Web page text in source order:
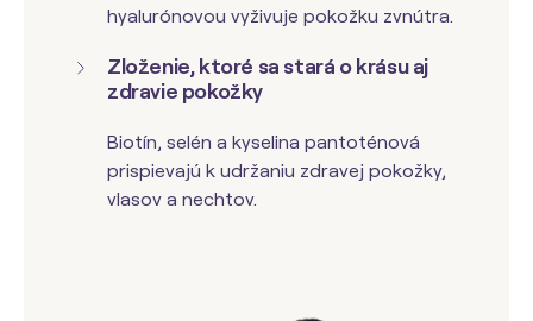
hyalurónovou vyživuje pokožku zvnútra.
Zloženie, ktoré sa stará o krásu aj
zdravie pokožky
Biotín, selén a kyselina pantoténová
prispievajú k udržaniu zdravej pokožky,
vlasov a nechtov.